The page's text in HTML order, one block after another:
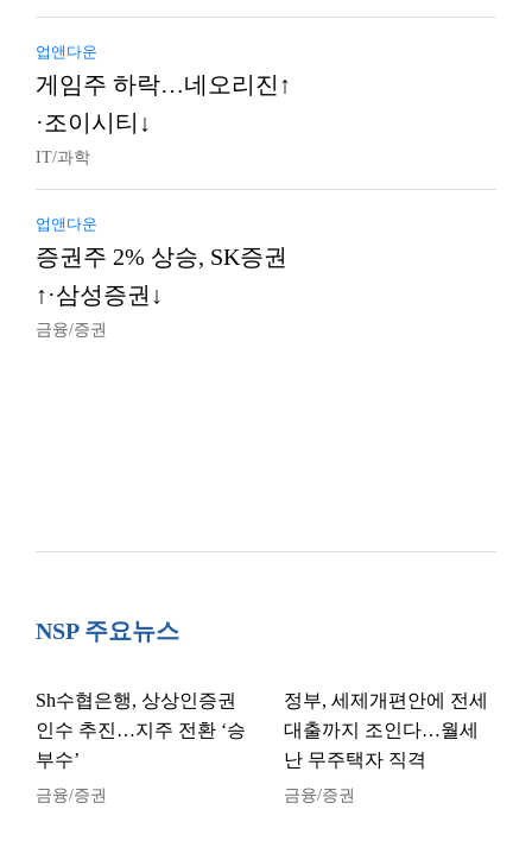
업앤다운
게임주 하락…네오리진↑
·조이시티↓
IT/과학
업앤다운
증권주 2% 상승, SK증권
↑·삼성증권↓
금융/증권
NSP 주요뉴스
Sh수협은행, 상상인증권
인수 추진…지주 전환 ‘승
부수’
금융/증권
정부, 세제개편안에 전세
대출까지 조인다…월세
난 무주택자 직격
금융/증권